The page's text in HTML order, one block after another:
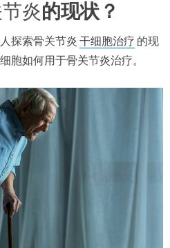
炎的现状？
探索骨关节炎 干细胞治疗 的现
胞如何用于骨关节炎治疗。